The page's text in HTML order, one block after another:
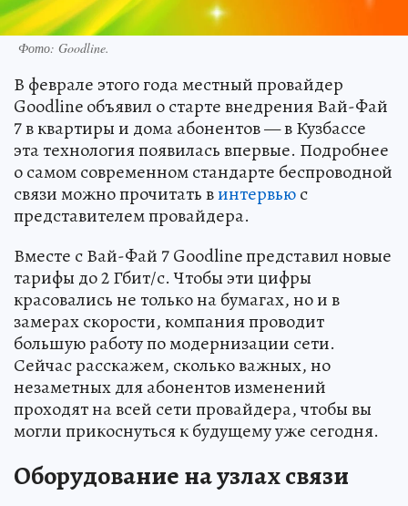
Фото: Goodline.
В феврале этого года местный провайдер
Goodline объявил о старте внедрения Вай-Фай
7 в квартиры и дома абонентов — в Кузбассе
эта технология появилась впервые. Подробнее
о самом современном стандарте беспроводной
связи можно прочитать винтервьюс
представителем провайдера.
Вместе с Вай-Фай 7 Goodline представил новые
тарифы до 2 Гбит/с. Чтобы эти цифры
красовались не только на бумагах, но и в
замерах скорости, компания проводит
большую работу по модернизации сети.
Сейчас расскажем, сколько важных, но
незаметных для абонентов изменений
проходят на всей сети провайдера, чтобы вы
могли прикоснуться к будущему уже сегодня.
Оборудование на узлах связи